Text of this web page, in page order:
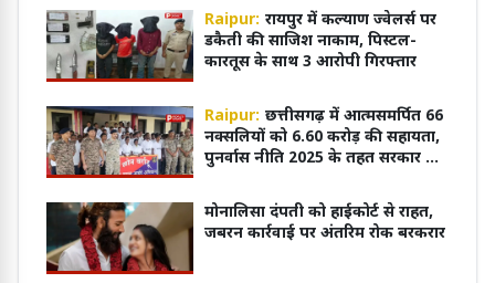
Raipur: रायपुर में कल्याण ज्वेलर्स पर
डकैती की साजिश नाकाम, पिस्टल-
कारतूस के साथ 3 आरोपी गिरफ्तार
Raipur: छत्तीसगढ़ में आत्मसमर्पित 66
नक्सलियों को 6.60 करोड़ की सहायता,
पुनर्वास नीति 2025 के तहत सरकार का
मोनालिसा दंपती को हाईकोर्ट से राहत,
जबरन कार्रवाई पर अंतरिम रोक बरकरार